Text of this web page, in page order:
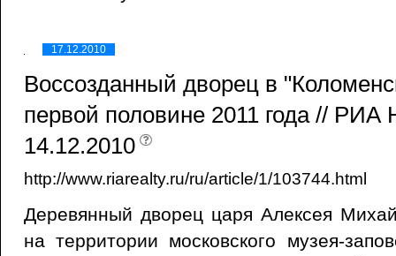
17.12.2010
Воссозданный дворец в
первой половине 2011 года // РИА
14.12.2010
http://www.riarealty.ru/ru/article/1/103744.html
Деревянный дворец царя Алексея
на территории московского музея-